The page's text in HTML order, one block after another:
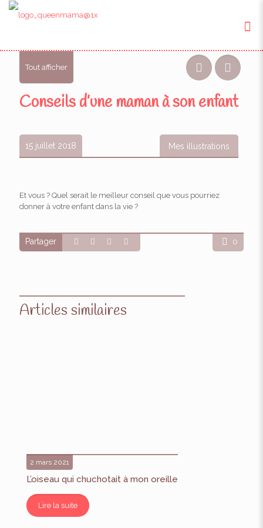
Tout afficher
Conseils d’une maman à son enfant
15 juillet 2018 Mes illustrations
Et vous ? Quel serait le meilleur conseil que vous pourriez
donner à votre enfant dans la vie ?
Partager 0
Articles similaires
2 mars 2021
L’oiseau qui chuchotait à mon oreille
Lire la suite